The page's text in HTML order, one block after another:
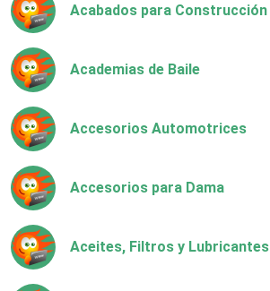
Acabados para Construcción
Academias de Baile
Accesorios Automotrices
Accesorios para Dama
Aceites, Filtros y Lubricantes